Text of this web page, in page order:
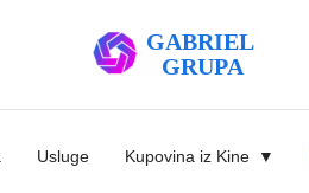
Usluge Kupovina iz Kine